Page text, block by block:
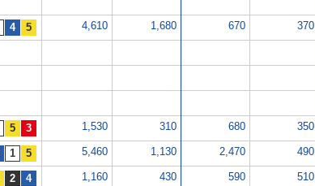
4,610 1,680 670 370
1,530 310 680 350
5,460 1,130 2,470 490
1,160 430 590 510